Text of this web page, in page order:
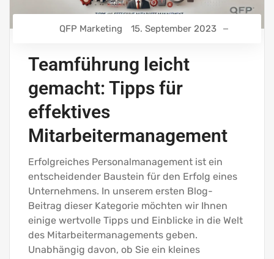
QFP Marketing 15. September 2023
Teamführung leicht
gemacht: Tipps für
effektives
Mitarbeitermanagement
Erfolgreiches Personalmanagement ist ein
entscheidender Baustein für den Erfolg eines
Unternehmens. In unserem ersten Blog-
Beitrag dieser Kategorie möchten wir Ihnen
einige wertvolle Tipps und Einblicke in die Welt
des Mitarbeitermanagements geben.
Unabhängig davon, ob Sie ein kleines